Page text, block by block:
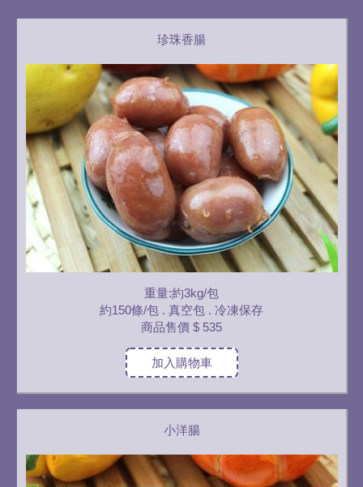
珍珠香腸
重量:約3kg/包
約150條/包 . 真空包 . 冷凍保存
商品售價 $ 535
加入購物車
小洋腸